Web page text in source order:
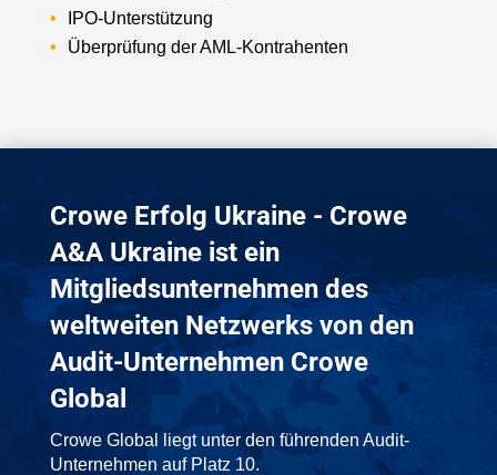
IPO-Unterstützung
Überprüfung der AML-Kontrahenten
Crowe Erfolg Ukraine - Crowe
A&A Ukraine ist ein
Mitgliedsunternehmen des
weltweiten Netzwerks von den
Audit-Unternehmen Crowe
Global
Crowe Global liegt unter den führenden Audit-
Unternehmen auf Platz 10.